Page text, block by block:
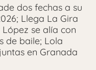
dos fechas a su
Llega La Gira
se alía con
de baile; Lola
en Granada